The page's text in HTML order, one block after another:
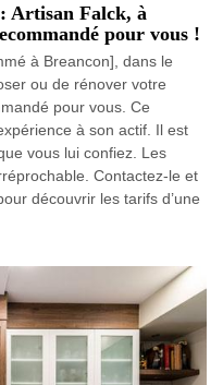
Artisan Falck, à
pour vous !
à Breancon], dans le
ou de rénover votre
pour vous. Ce
à son actif. Il est
vous lui confiez. Les
Contactez-le et
découvrir les tarifs d’une